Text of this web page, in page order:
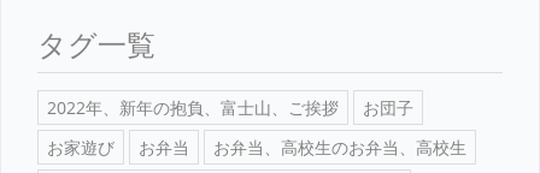
タグ一覧
2022年、新年の抱負、富士山、ご挨拶
お団子
お家遊び
お弁当
お弁当、高校生のお弁当、高校生